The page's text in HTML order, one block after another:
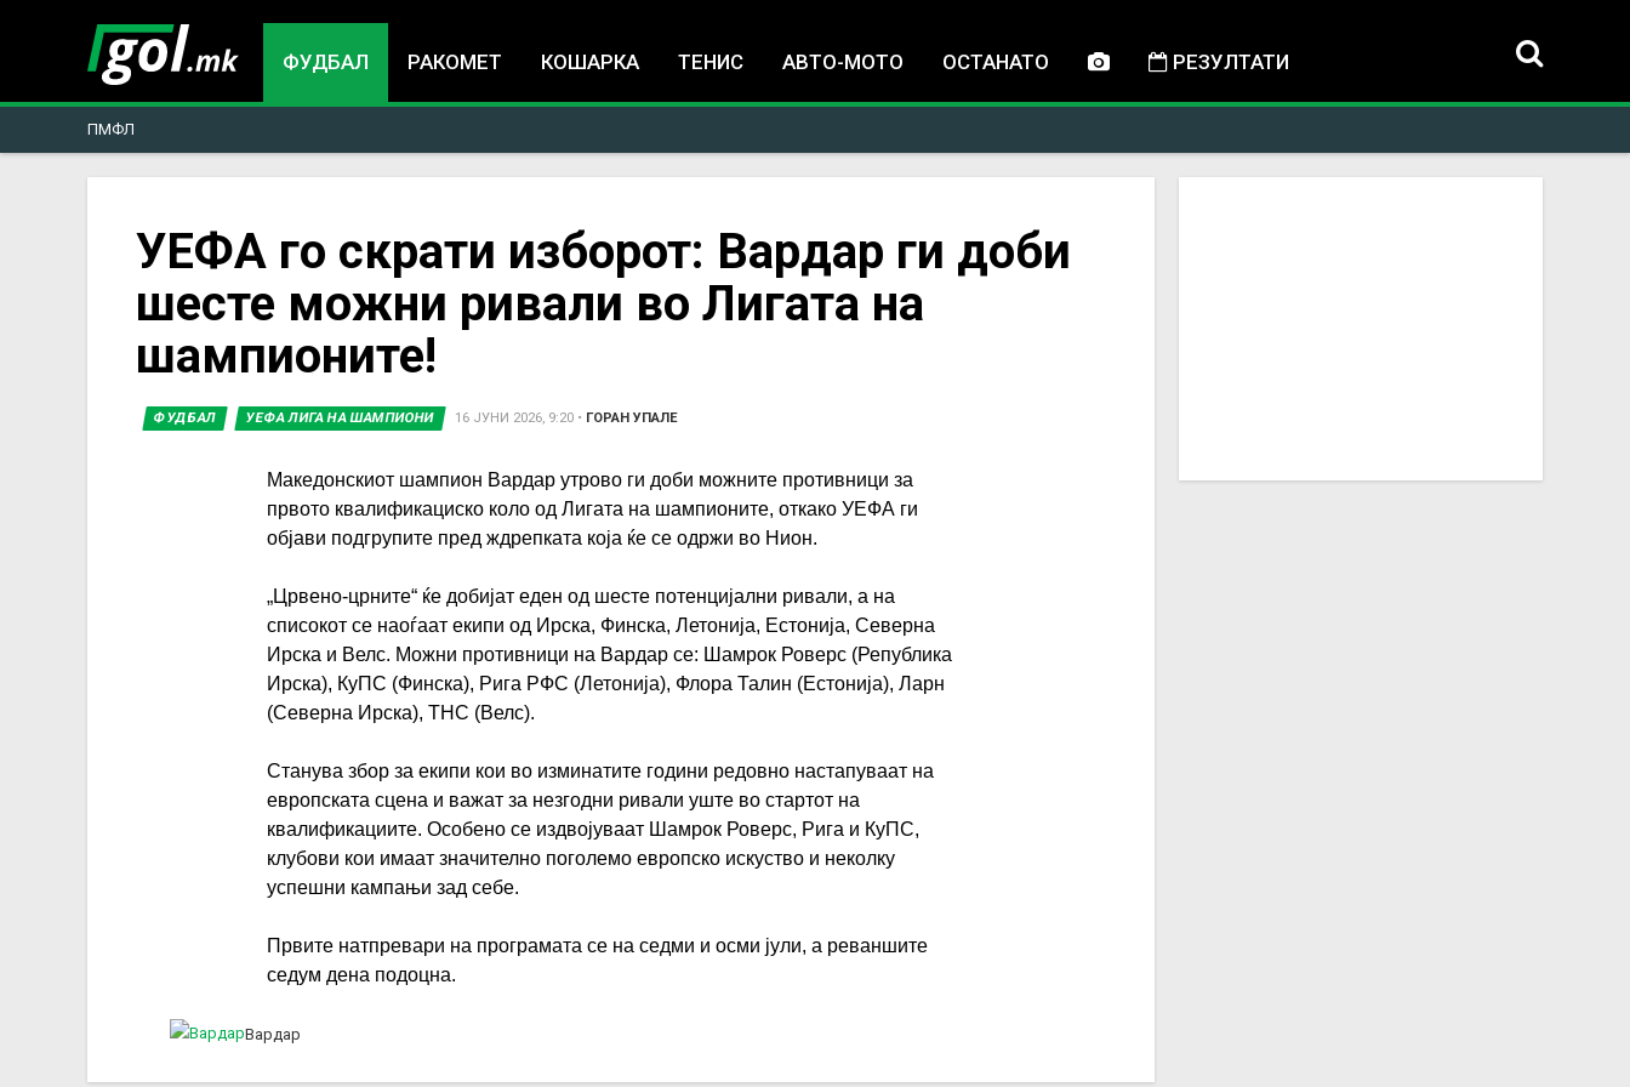
ФУДБАЛ РАКОМЕТ КОШАРКА ТЕНИС АВТО-МОТО ОСТАНАТО РЕЗУЛТАТИ
ПМФЛ
You
here
УЕФА го скрати изборот: Вардар ги доби
шесте можни ривали во Лигата на
шампионите!
ФУДБАЛ УЕФА ЛИГА НА ШАМПИОНИ 16 ЈУНИ 2026, 9:20• ГОРАН УПАЛЕ
Македонскиот шампион Вардар утрово ги доби можните противници за
првото квалификациско коло од Лигата на шампионите, откако УЕФА ги
објави подгрупите пред ждрепката која ќе се одржи во Нион.
„Црвено-црните“ ќе добијат еден од шесте потенцијални ривали, а на
списокот се наоѓаат екипи од Ирска, Финска, Летонија, Естонија, Северна
Ирска и Велс. Можни противници на Вардар се: Шамрок Роверс (Република
Ирска), КуПС (Финска), Рига РФС (Летонија), Флора Талин (Естонија), Ларн
(Северна Ирска), ТНС (Велс).
Станува збор за екипи кои во изминатите години редовно настапуваат на
европската сцена и важат за незгодни ривали уште во стартот на
квалификациите. Особено се издвојуваат Шамрок Роверс, Рига и КуПС,
клубови кои имаат значително поголемо европско искуство и неколку
успешни кампањи зад себе.
Првите натпревари на програмата се на седми и осми јули, а реваншите
седум дена подоцна.
Вардар